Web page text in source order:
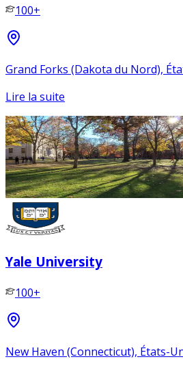
100+
Grand Forks (Dakota du Nord),
Lire la suite
Yale University
100+
New Haven (Connecticut), États-